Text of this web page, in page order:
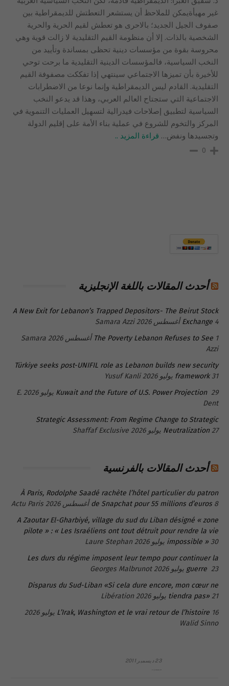
غير مهيأةيمكن للملاحظ أن يستشعر التعطتش للديمقراطية بين
صفوف الجيل الجديد؛ بالاحرى هو تعطش لقيم الحرية والحرية
الشخصية بالذات. إلا أن منظومة القيم التقليدية لا زالت قوية وهي
محروسة بقوة من مؤسسات دينية تحظى بمساندة وتأييد من
النخب السياسية، فالمؤسسات الدينية التقليدية ما برحت توحي
للأخيرة بأن تميزها الاجتماعي سينتهي إذا تفككت مصفوفة القيم
التقليدية. القادم ليس الديمقراطية وإنما نوعا من الاضطرابات
الاجتماعية التي ستجتاح العالم العربي، وهذا قد يدعو النخب
السياسية لتطبيق إصلاحات فيدرالية لتسهيل العمليات التنموية في
المركز والتخوم للشروع في عملية بناء الأمة على إقليم الدولة
وتجسيدها ونفض… قراءة المزيد ..
0
أحدث المقالات باللغة الإنجليزية
A New Exit for Lebanon’s Trapped Depositors- The Beirut Stock
Exchange 4 أغسطس 2026
Samara Azzi
The Poverty Lebanon Refuses to See 1 أغسطس 2026
Samara
Azzi
Türkiye seeks post-UNIFIL role as Lebanon builds new security
framework 31 يوليو 2026
Yusuf Kanli
Kuwait and the Future of U.S. Power Projection 29 يوليو 2026
E.
Dent
Strategic Assessment: From Regime Change to Strategic
Neutralization 27 يوليو 2026 Shaffaf Exclusive
أحدث المقالات بالفرنسية
À Paris, Rodolphe Saadé rachète l’hôtel particulier du patron
de Snapchat pour 55 millions d’euros 8 أغسطس 2026
Actu Paris
A Zaoutar El-Gharbiyé, village du sud du Liban désigné « zone
pilote » : « Les Israéliens ont tout détruit pour rendre la vie
impossible » 30 يوليو 2026
Laure Stephan
Les durs du régime imposent leur tempo pour continuer la
guerre 23 يوليو 2026
Georges Malbrunot
Disparus du Sud-Liban «Si cela dure encore, mon cœur ne
tiendra pas» 21 يوليو 2026
Libération
L’Irak, Washington et le vrai retour de l’histoire 16 يوليو 2026
Walid Sinno
23 ديسمبر 2011